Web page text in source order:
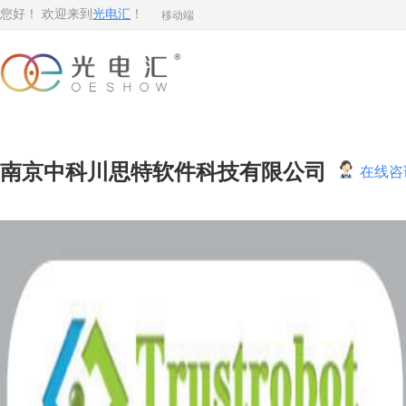
您好！ 欢迎来到 光电汇 ！ 移动端
南京中科川思特软件科技有限公司 在线咨